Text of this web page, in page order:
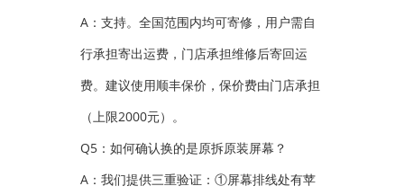
A：支持。全国范围内均可寄修，用户需自
行承担寄出运费，门店承担维修后寄回运
费。建议使用顺丰保价，保价费由门店承担
（上限2000元）。
Q5：如何确认换的是原拆原装屏幕？
A：我们提供三重验证：①屏幕排线处有苹